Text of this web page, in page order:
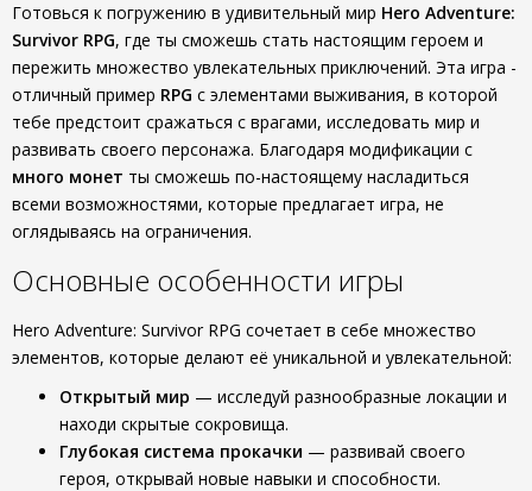
Готовься к погружению в удивительный мир Hero Adventure:
Survivor RPG, где ты сможешь стать настоящим героем и
пережить множество увлекательных приключений. Эта игра -
отличный пример RPG с элементами выживания, в которой
тебе предстоит сражаться с врагами, исследовать мир и
развивать своего персонажа. Благодаря модификации с
много монет ты сможешь по-настоящему насладиться
всеми возможностями, которые предлагает игра, не
оглядываясь на ограничения.
Основные особенности игры
Hero Adventure: Survivor RPG сочетает в себе множество
элементов, которые делают её уникальной и увлекательной:
Открытый мир — исследуй разнообразные локации и
находи скрытые сокровища.
Глубокая система прокачки — развивай своего
героя, открывай новые навыки и способности.